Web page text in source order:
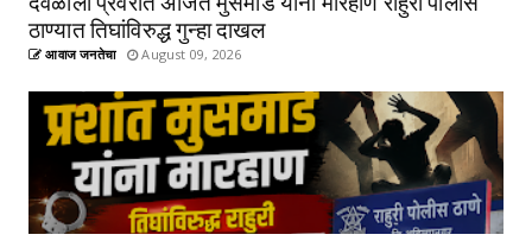
ठाण्यात तिघांविरुद्ध गुन्हा दाखल
आवाज जनतेचा August 09, 2026